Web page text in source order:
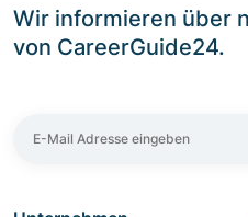
Wir informieren über
von CareerGuide24.